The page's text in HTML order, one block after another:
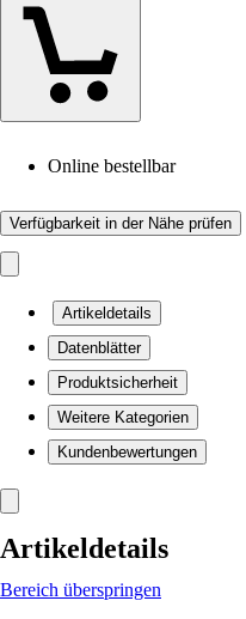
Online bestellbar
Verfügbarkeit in der Nähe prüfen
Artikeldetails
Datenblätter
Produktsicherheit
Weitere Kategorien
Kundenbewertungen
Artikeldetails
Bereich überspringen